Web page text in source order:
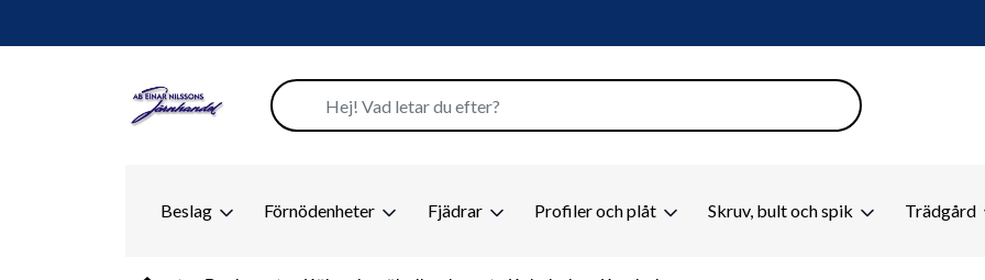
Beslag Förnödenheter Fjädrar Profiler och plåt Skruv, bult och spik Trädgård